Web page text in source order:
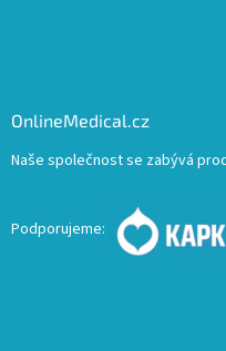
OnlineMedical.cz
Naše společnost se zabývá
Podporujeme: